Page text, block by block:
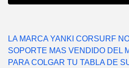
LA MARCA YANKI CORSURF
SOPORTE MAS VENDIDO DEL
PARA COLGAR TU TABLA DE